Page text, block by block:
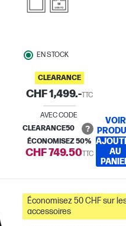
EN STOCK
CLEARANCE
CHF 1,499.-TTC
AVEC CODE
CLEARANCE50
ÉCONOMISEZ 50%
CHF 749.50TTC
VOIR
AU
Économisez 50 CHF sur
accessoires